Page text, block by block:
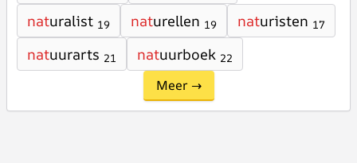
naturalist 19 naturellen 19 naturisten 17
natuurarts 21 natuurboek 22
Meer →